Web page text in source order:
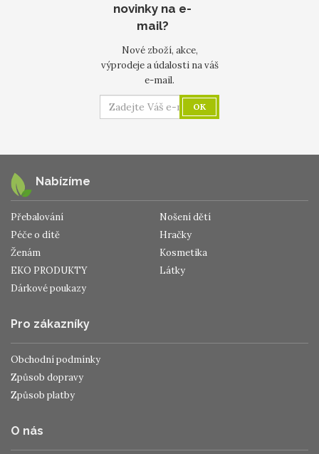
novinky na e-
mail?
Nové zboží, akce,
výprodeje a údalosti na váš
e-mail.
OK
Nabízíme
Přebalování
Nošení dětí
Péče o dítě
Hračky
Ženám
Kosmetika
EKO PRODUKTY
Látky
Dárkové poukazy
Pro zákazníky
Obchodní podmínky
Způsob dopravy
Způsob platby
O nás